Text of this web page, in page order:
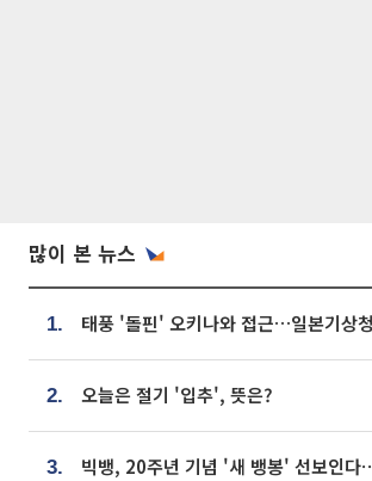
많이 본 뉴스
1.
2. 오늘은 절기 '입추', 뜻은?
3.